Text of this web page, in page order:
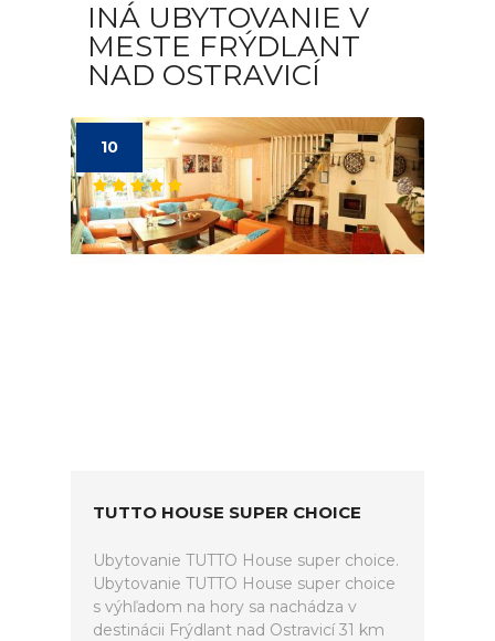
INÁ UBYTOVANIE V
MESTE FRÝDLANT
NAD OSTRAVICÍ
10
TUTTO HOUSE SUPER CHOICE
Ubytovanie TUTTO House super choice.
Ubytovanie TUTTO House super choice
s výhľadom na hory sa nachádza v
destinácii Frýdlant nad Ostravicí 31 km